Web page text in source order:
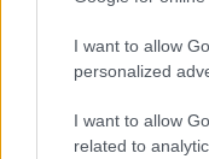
I want to allow
personalized
I want to allow
related to